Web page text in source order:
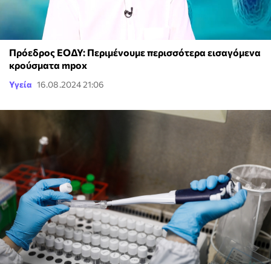
Πρόεδρος ΕΟΔΥ: Περιμένουμε περισσότερα εισαγόμενα
κρούσματα mpox
Υγεία 16.08.2024 21:06